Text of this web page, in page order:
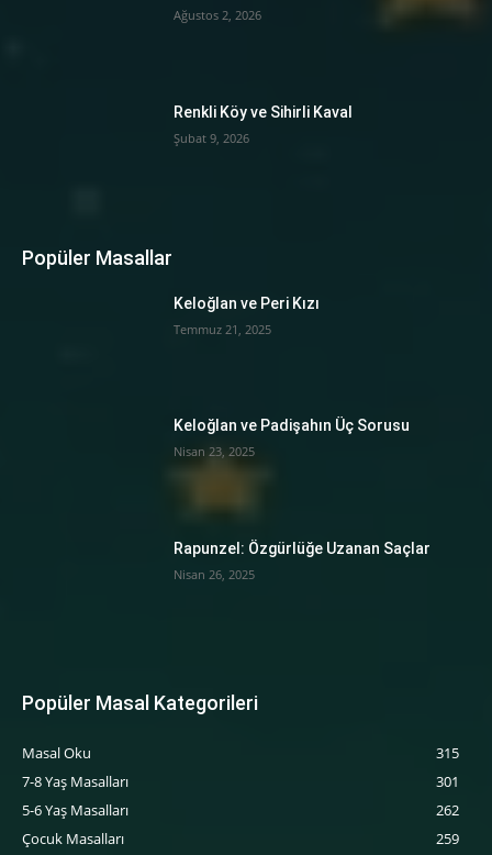
Ağustos 2, 2026
Renkli Köy ve Sihirli Kaval
Şubat 9, 2026
Popüler Masallar
Keloğlan ve Peri Kızı
Temmuz 21, 2025
Keloğlan ve Padişahın Üç Sorusu
Nisan 23, 2025
Rapunzel: Özgürlüğe Uzanan Saçlar
Nisan 26, 2025
Popüler Masal Kategorileri
Masal Oku
315
7-8 Yaş Masalları
301
5-6 Yaş Masalları
262
‍Çocuk Masalları
259